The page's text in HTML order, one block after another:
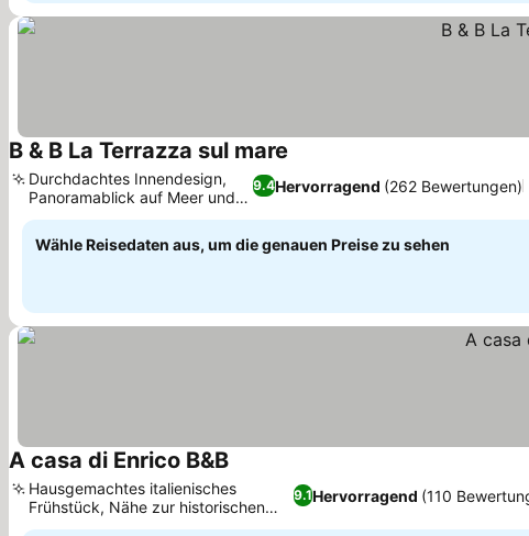
B & B La Terrazza sul mare
9.4Hervorragend (262 Bewertungen)
Durchdachtes Innendesign,
Panoramablick auf Meer und
Stadt
Wähle Reisedaten aus, um die genauen Preise zu sehen
A casa di Enrico B&BPreise sehen
9.1Hervorragend (110
Hausgemachtes italienisches
Frühstück, Nähe zur historischen
Villa San Martino